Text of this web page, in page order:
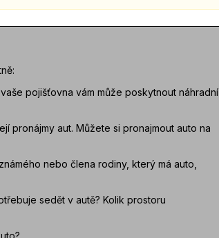
pojišťovna vám může poskytnout náhradní
pronájmy aut. Můžete si pronajmout auto na
nebo člena rodiny, který má auto,
sedět v autě? Kolik prostoru